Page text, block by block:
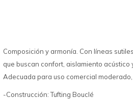
Composición y armonía. Con líneas
que buscan confort, aislamiento
Adecuada para uso comercial
-Construcción: Tufting Bouclé